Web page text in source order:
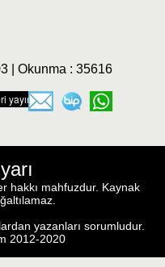
| Okunma : 35616
hakkı mahfuzdur. Kaynak
yazanları sorumludur.
2012-2020